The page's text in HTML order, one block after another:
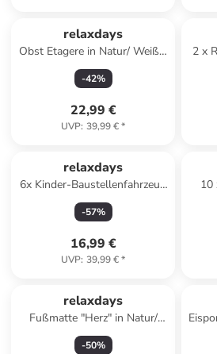
relaxdays
Obst Etagere in Natur/ Weiß -
3 Etagen
-42%
22,99 €
UVP: 39,99 €*
2 x
relaxdays
6x Kinder-Baustellenfahrzeug
in Orange/ Schwarz
-57%
16,99 €
UVP: 39,99 €*
10
relaxdays
Fußmatte "Herz" in Natur/
Schwarz - 75 x 25 cm
-50%